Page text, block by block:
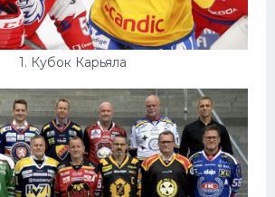
1. Кубок Карьяла